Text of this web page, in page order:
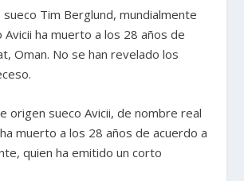
sueco Tim Berglund, mundialmente
Avicii ha muerto a los 28 años de
Oman. No se han revelado los
origen sueco Avicii, de nombre real
muerto a los 28 años de acuerdo a
quien ha emitido un corto